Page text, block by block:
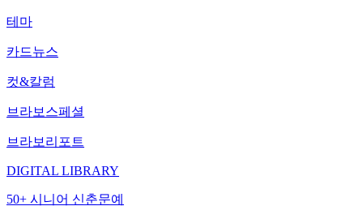
테마
카드뉴스
컷&칼럼
브라보스페셜
브라보리포트
DIGITAL LIBRARY
50+ 시니어 신춘문예